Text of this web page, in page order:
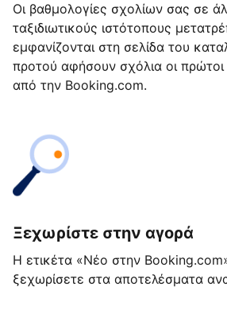
Οι βαθμολογίες σχολίων σας σε
ταξιδιωτικούς ιστότοπους
εμφανίζονται στη σελίδα του
προτού αφήσουν σχόλια οι
από την Booking.com.
Ξεχωρίστε στην αγορά
Η ετικέτα «Νέο στην
ξεχωρίσετε στα αποτελέσματα